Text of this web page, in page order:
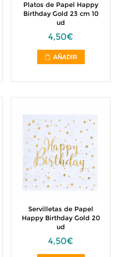
Platos de Papel Happy
Birthday Gold 23 cm 10
ud
4,50€
AÑADIR
Servilletas de Papel
Happy Birthday Gold 20
ud
4,50€